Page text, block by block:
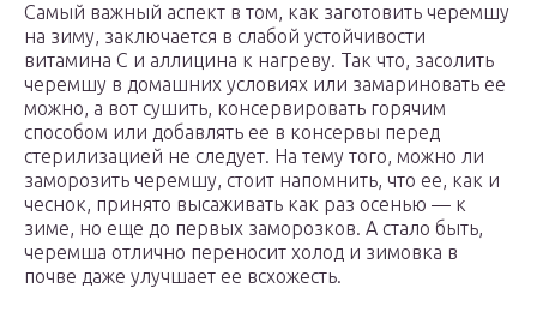
Самый важный аспект в том, как заготовить черемшу
на зиму, заключается в слабой устойчивости
витамина С и аллицина к нагреву. Так что, засолить
черемшу в домашних условиях или замариновать ее
можно, а вот сушить, консервировать горячим
способом или добавлять ее в консервы перед
стерилизацией не следует. На тему того, можно ли
заморозить черемшу, стоит напомнить, что ее, как и
чеснок, принято высаживать как раз осенью — к
зиме, но еще до первых заморозков. А стало быть,
черемша отлично переносит холод и зимовка в
почве даже улучшает ее всхожесть.